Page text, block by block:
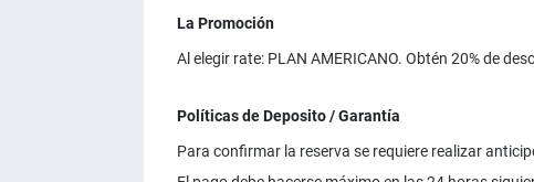
La Promoción
Al elegir rate: PLAN AMERICANO. Obtén 20% de
Políticas de Deposito / Garantía
Para confirmar la reserva se requiere realizar